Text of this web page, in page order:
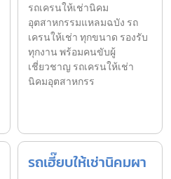
รถเครนให้เช่านิคม
อุตสาหกรรมแหลมฉบัง รถ
เครนให้เช่า ทุกขนาด รองรับ
ทุกงาน พร้อมคนขับผู้
เชี่ยวชาญ รถเครนให้เช่า
นิคมอุตสาหกรร
รถเฮี๊ยบให้เช่านิคมผา